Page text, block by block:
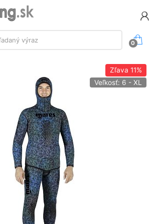
výraz
0
Zľava 11%
Veľkosť: 6 - XL